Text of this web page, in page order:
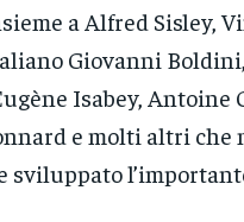
a Alfred Sisley,
Giovanni
Isabey, Antoine
e molti altri che
sviluppato